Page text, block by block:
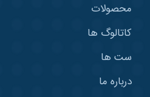
محصولات
کاتالوگ ها
ست ها
درباره ما